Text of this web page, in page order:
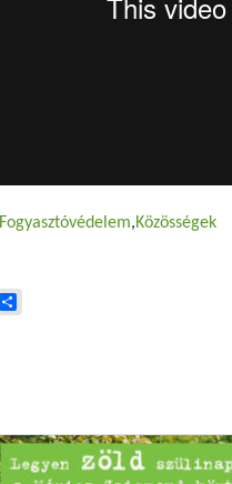
Fogyasztóvédelem Közösségek